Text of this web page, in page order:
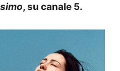
, su canale 5.